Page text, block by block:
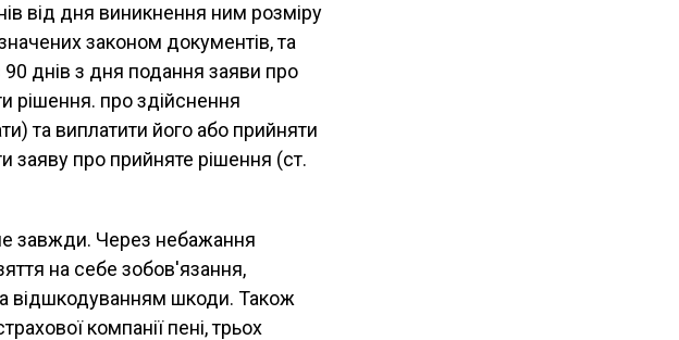
від дня виникнення ним розміру
законом документів, та
днів з дня подання заяви про
рішення. про здійснення
та виплатити його або прийняти
заяву про прийняте рішення (ст.
завжди. Через небажання
на себе зобов'язання,
відшкодуванням шкоди. Також
компанії пені, трьох